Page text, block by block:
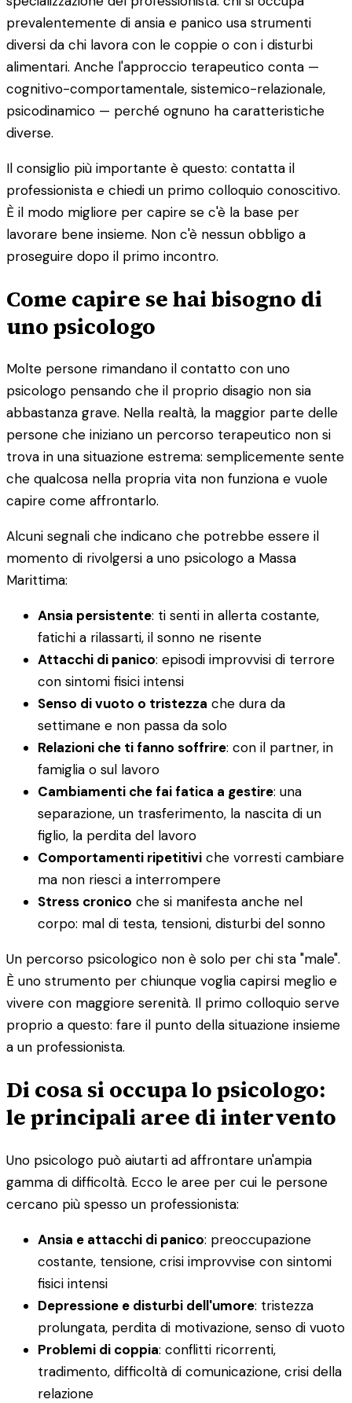
prevalentemente di ansia e panico usa strumenti
diversi da chi lavora con le coppie o con i disturbi
alimentari. Anche l'approccio terapeutico conta —
cognitivo-comportamentale, sistemico-relazionale,
psicodinamico — perché ognuno ha caratteristiche
diverse.
Il consiglio più importante è questo: contatta il
professionista e chiedi un primo colloquio conoscitivo.
È il modo migliore per capire se c'è la base per
lavorare bene insieme. Non c'è nessun obbligo a
proseguire dopo il primo incontro.
Come capire se hai bisogno di
uno psicologo
Molte persone rimandano il contatto con uno
psicologo pensando che il proprio disagio non sia
abbastanza grave. Nella realtà, la maggior parte delle
persone che iniziano un percorso terapeutico non si
trova in una situazione estrema: semplicemente sente
che qualcosa nella propria vita non funziona e vuole
capire come affrontarlo.
Alcuni segnali che indicano che potrebbe essere il
momento di rivolgersi a uno psicologo a Massa
Marittima:
Ansia persistente: ti senti in allerta costante,
fatichi a rilassarti, il sonno ne risente
Attacchi di panico: episodi improvvisi di terrore
con sintomi fisici intensi
Senso di vuoto o tristezza che dura da
settimane e non passa da solo
Relazioni che ti fanno soffrire: con il partner, in
famiglia o sul lavoro
Cambiamenti che fai fatica a gestire: una
separazione, un trasferimento, la nascita di un
figlio, la perdita del lavoro
Comportamenti ripetitivi che vorresti cambiare
ma non riesci a interrompere
Stress cronico che si manifesta anche nel
corpo: mal di testa, tensioni, disturbi del sonno
Un percorso psicologico non è solo per chi sta "male".
È uno strumento per chiunque voglia capirsi meglio e
vivere con maggiore serenità. Il primo colloquio serve
proprio a questo: fare il punto della situazione insieme
a un professionista.
Di cosa si occupa lo psicologo:
le principali aree di intervento
Uno psicologo può aiutarti ad affrontare un'ampia
gamma di difficoltà. Ecco le aree per cui le persone
cercano più spesso un professionista:
Ansia e attacchi di panico: preoccupazione
costante, tensione, crisi improvvise con sintomi
fisici intensi
Depressione e disturbi dell'umore: tristezza
prolungata, perdita di motivazione, senso di vuoto
Problemi di coppia: conflitti ricorrenti,
tradimento, difficoltà di comunicazione, crisi della
relazione